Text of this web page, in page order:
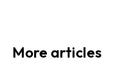
More articles